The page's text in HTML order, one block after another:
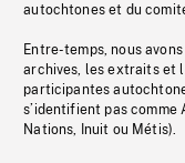
autochtones et du
Entre-temps, nous
archives, les extraits et
participantes
s’identifient pas comme
Nations, Inuit ou Métis).